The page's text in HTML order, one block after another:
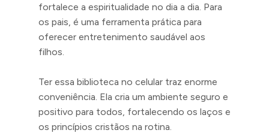
fortalece a espiritualidade no dia a dia. Para
os pais, é uma ferramenta prática para
oferecer entretenimento saudável aos
filhos.
Ter essa biblioteca no celular traz enorme
conveniência. Ela cria um ambiente seguro e
positivo para todos, fortalecendo os laços e
os princípios cristãos na rotina.